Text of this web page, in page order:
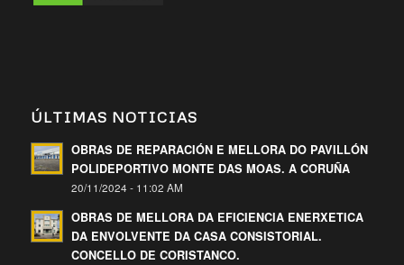
ÚLTIMAS NOTICIAS
OBRAS DE REPARACIÓN E MELLORA DO PAVILLÓN
POLIDEPORTIVO MONTE DAS MOAS. A CORUÑA
20/11/2024 - 11:02 AM
OBRAS DE MELLORA DA EFICIENCIA ENERXETICA
DA ENVOLVENTE DA CASA CONSISTORIAL.
CONCELLO DE CORISTANCO.